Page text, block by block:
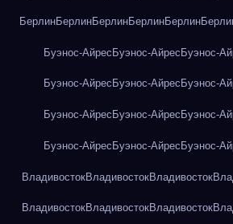
БерлинБерлинБерлинБерлинБерлин
Буэнос-АйресБуэнос-АйресБуэнос-
Буэнос-Айрес Буэнос-Айрес Буэнос-
Буэнос-Айрес Буэнос-Айрес Буэнос-
Буэнос-Айрес Буэнос-Айрес Буэнос-
ВладивостокВладивостокВладивосток
ВладивостокВладивостокВладивосток